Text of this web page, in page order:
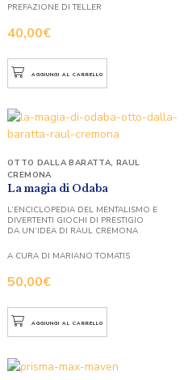
40,00€
PREFAZIONE DI TELLER
AGGIUNGI AL CARRELLO
La magia di Odaba
50,00€
OTTO DALLA BARATTA,RAUL
CREMONA
L’ENCICLOPEDIA DEL MENTALISMO E
DIVERTENTI GIOCHI DI PRESTIGIO
DA UN’IDEA DI RAUL CREMONA
A CURA DI MARIANO TOMATIS
AGGIUNGI AL CARRELLO